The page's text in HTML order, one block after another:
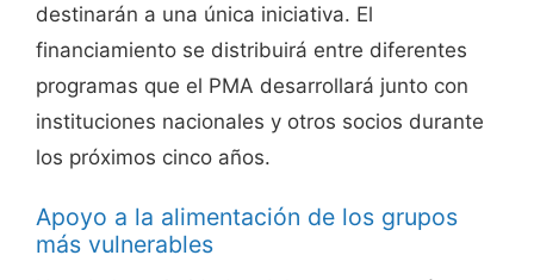
destinarán a una única iniciativa. El
financiamiento se distribuirá entre diferentes
programas que el PMA desarrollará junto con
instituciones nacionales y otros socios durante
los próximos cinco años.
Apoyo a la alimentación de los grupos
más vulnerables